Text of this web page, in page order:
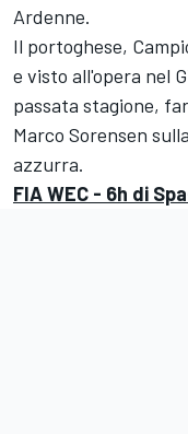
Ardenne.
Il portoghese,
e visto all'opera nel
passata stagione,
Marco Sorensen
azzurra.
FIA WEC - 6h di